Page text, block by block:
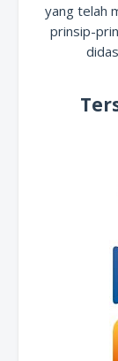
yang telah
prinsip-